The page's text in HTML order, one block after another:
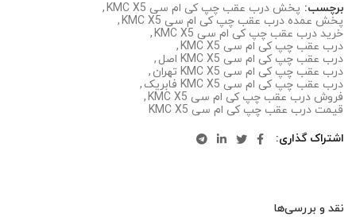
برچسب: پخش درب عقب چپ کی ام سی KMC X5
,
پخش عمده درب عقب چپ کی ام سی KMC X5
,
خرید درب عقب چپ کی ام سی KMC X5
,
درب عقب چپ کی ام سی KMC X5
,
درب عقب چپ کی ام سی KMC X5 اصل
,
درب عقب چپ کی ام سی KMC X5 تهران
,
درب عقب چپ کی ام سی KMC X5 فابریک
,
فروش درب عقب چپ کی ام سی KMC X5
,
قیمت درب عقب چپ کی ام سی KMC X5
اشتراک گذاری
نقد و بررسی‌ها